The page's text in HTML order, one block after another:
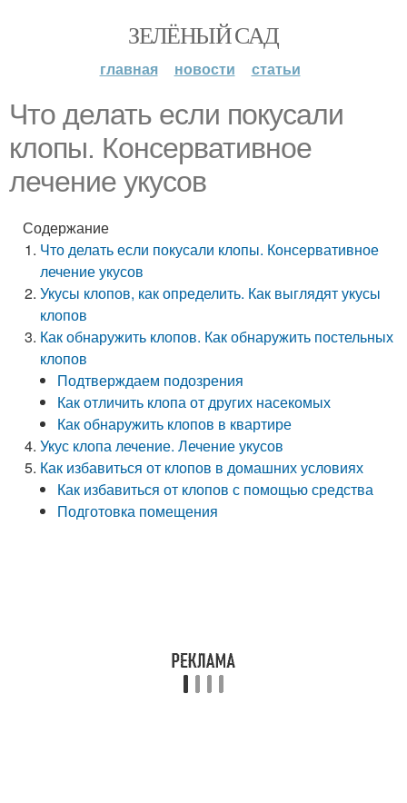
ЗЕЛЁНЫЙ САД
главная новости статьи
Что делать если покусали
клопы. Консервативное
лечение укусов
Содержание
Что делать если покусали клопы. Консервативное
лечение укусов
Укусы клопов, как определить. Как выглядят укусы
клопов
Как обнаружить клопов. Как обнаружить постельных
клопов
Подтверждаем подозрения
Как отличить клопа от других насекомых
Как обнаружить клопов в квартире
Укус клопа лечение. Лечение укусов
Как избавиться от клопов в домашних условиях
Как избавиться от клопов с помощью средства
Подготовка помещения